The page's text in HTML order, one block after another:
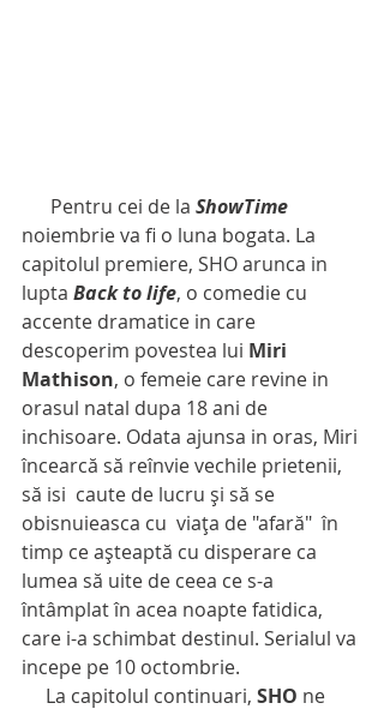
      Pentru cei de la
ShowTime
noiembrie va fi o luna bogata. La
capitolul premiere, SHO arunca in
lupta Back to life, o comedie cu
accente dramatice in care
descoperim povestea lui Miri
Mathison, o femeie care revine in
orasul natal dupa 18 ani de
inchisoare. Odata ajunsa in oras, Miri
încearcă să reînvie vechile prietenii,
să isi  caute de lucru și să se
obisnuieasca cu  viața de "afară"  în
timp ce așteaptă cu disperare ca
lumea să uite de ceea ce s-a
întâmplat în acea noapte fatidica,
care i-a schimbat destinul. Serialul va
incepe pe 10 octombrie.
     La capitolul continuari,
SHO ne